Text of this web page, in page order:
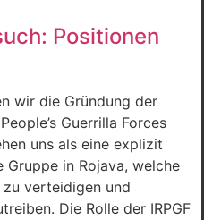
Positionen
wir die Gründung der
Guerrilla Forces
uns als eine explizit
in Rojava, welche
verteidigen und
Die Rolle der IRPGF